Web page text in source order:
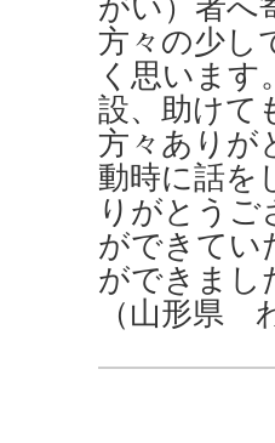
がい）者へ
方々の少し
く思いま
設、助けて
方々ありが
動時に話を
りがとうご
ができてい
ができまし
（山形県